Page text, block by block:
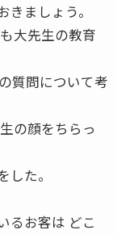
きましょう。
大先生の教育
質問について考
の顔をちらっ
た。
るお客は どこ